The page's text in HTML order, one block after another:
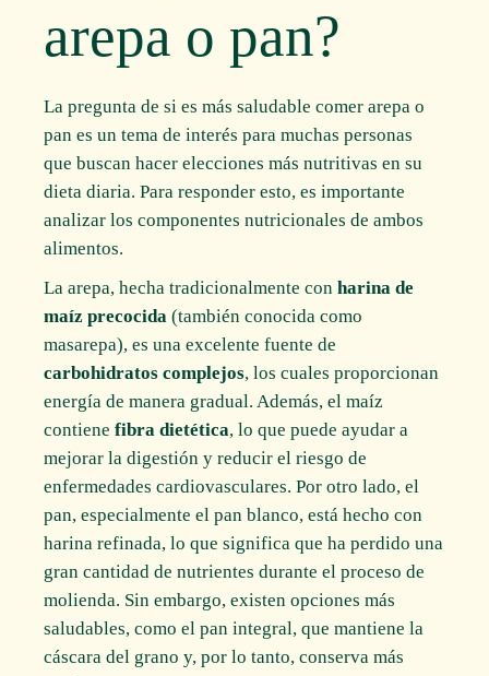
arepa o pan?
La pregunta de si es más saludable comer arepa o
pan es un tema de interés para muchas personas
que buscan hacer elecciones más nutritivas en su
dieta diaria. Para responder esto, es importante
analizar los componentes nutricionales de ambos
alimentos.
La arepa, hecha tradicionalmente conharina de
maíz precocida (también conocida como
masarepa), es una excelente fuente de
carbohidratos complejos, los cuales proporcionan
energía de manera gradual. Además, el maíz
contienefibra dietética, lo que puede ayudar a
mejorar la digestión y reducir el riesgo de
enfermedades cardiovasculares. Por otro lado, el
pan, especialmente el pan blanco, está hecho con
harina refinada, lo que significa que ha perdido una
gran cantidad de nutrientes durante el proceso de
molienda. Sin embargo, existen opciones más
saludables, como el pan integral, que mantiene la
cáscara del grano y, por lo tanto, conserva más